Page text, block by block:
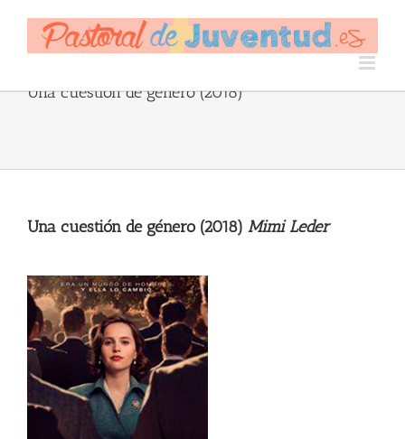
Una cuestión de género (2018)
Una cuestión de género (2018) Mimi Leder